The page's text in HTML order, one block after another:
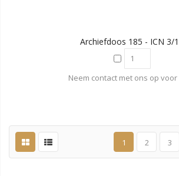
Archiefdoos 185 - ICN 3/
Neem contact met ons op voor
1 2 3